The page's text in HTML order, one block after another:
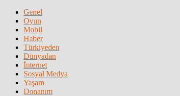
Genel
Oyun
Mobil
Haber
Türkiyeden
Dünyadan
İnternet
Sosyal Medya
Yaşam
Donanım